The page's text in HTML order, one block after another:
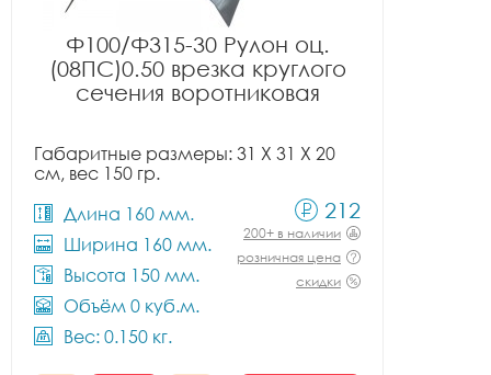
Ф100/Ф315-30 Рулон оц.
(08ПС)0.50 врезка круглого
сечения воротниковая
Габаритные размеры: 31 X 31 X 20
см, вес 150 гр.
Длина 160 мм.
Ширина 160 мм.
Высота 150 мм.
Объём 0 куб.м.
Вес: 0.150 кг.
212
200+ в наличии
розничная цена
скидки